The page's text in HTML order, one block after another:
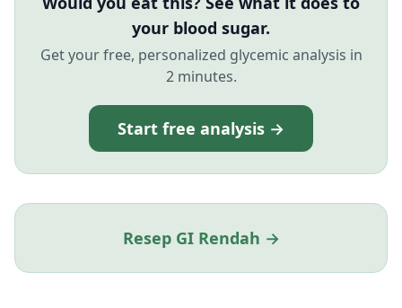
your blood sugar.
Get your free, personalized glycemic analysis in
2 minutes.
Start free analysis →
Resep GI Rendah →